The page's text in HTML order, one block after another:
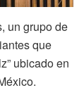
un grupo de
que
ubicado en